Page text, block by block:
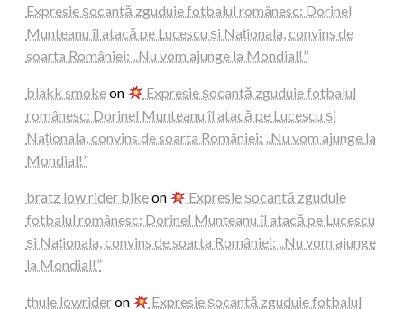
Expresie șocantă zguduie fotbalul românesc: Dorinel
Munteanu îl atacă pe Lucescu și Naționala, convins de
soarta României: „Nu vom ajunge la Mondial!”
blakk smokeon
Expresie șocantă zguduie fotbalul
românesc: Dorinel Munteanu îl atacă pe Lucescu și
Naționala, convins de soarta României: „Nu vom ajunge la
Mondial!”
bratz low rider bikeon
Expresie șocantă zguduie
fotbalul românesc: Dorinel Munteanu îl atacă pe Lucescu
și Naționala, convins de soarta României: „Nu vom ajunge
la Mondial!”
thule lowrideron Expresie șocantă zguduie fotbalul